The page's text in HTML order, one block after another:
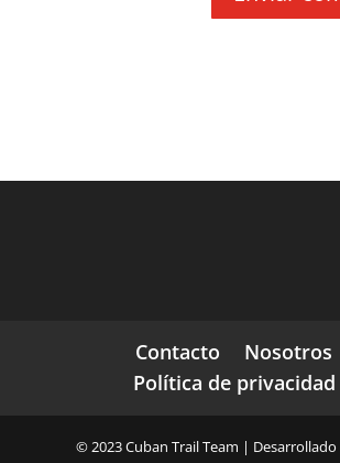
Contacto
Nosotros
Política de privacidad
© 2023 Cuban Trail Team |